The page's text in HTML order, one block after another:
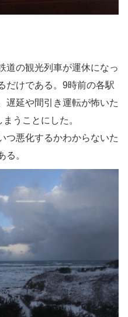
の観光列車が運休になっ
だけである。9時前の各駅
遅延や間引き運転が怖いた
うことにした。
悪化するかわからないた
る。